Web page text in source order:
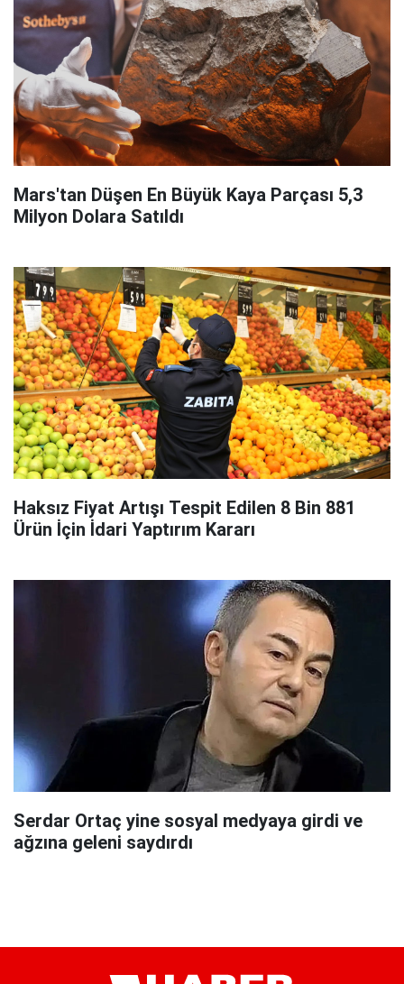
Mars'tan Düşen En Büyük Kaya Parçası 5,3
Milyon Dolara Satıldı
Haksız Fiyat Artışı Tespit Edilen 8 Bin 881
Ürün İçin İdari Yaptırım Kararı
Serdar Ortaç yine sosyal medyaya girdi ve
ağzına geleni saydırdı